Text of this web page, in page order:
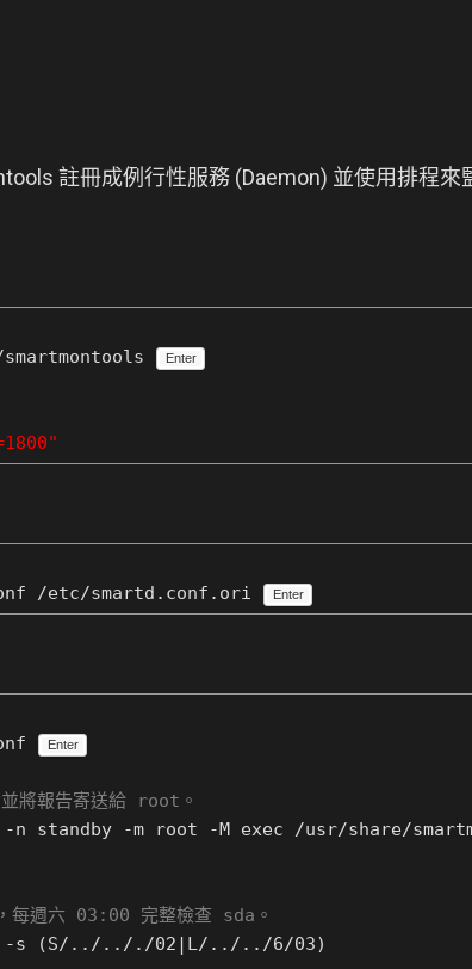
註冊成例行性服務 (Daemon) 並使用排程來
Enter
/etc/smartd.conf.ori
Enter
Enter
將報告寄送給 root。
-n standby -m root -M exec /usr/share/
週六 03:00 完整檢查 sda。
-s (S/../.././02|L/../../6/03)